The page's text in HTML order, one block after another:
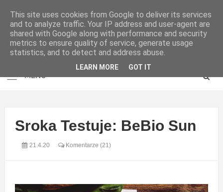
Sroka Testuje: BeBio Sun
21.4.20 Komentarze (21)
This site uses cookies from Google to deliver its services
and to analyze traffic. Your IP address and user-agent are
shared with Google along with performance and security
metrics to ensure quality of service, generate usage
statistics, and to detect and address abuse.
LEARN MORE GOT IT